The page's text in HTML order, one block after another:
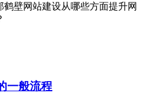
鹤壁网站建设从哪些方面提升网
一般流程